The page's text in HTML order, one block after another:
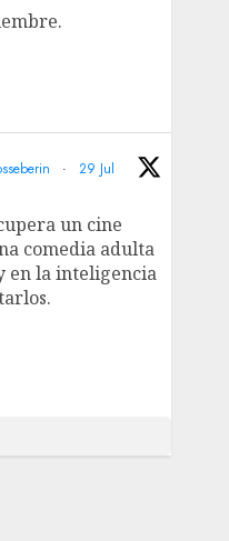
· 29 Jul
un cine
comedia adulta
en la inteligencia